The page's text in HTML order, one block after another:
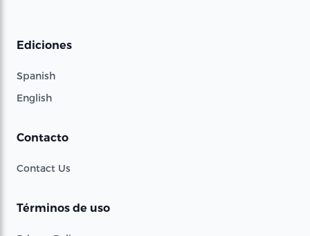
Ediciones
Spanish
English
Contacto
Contact Us
Términos de uso